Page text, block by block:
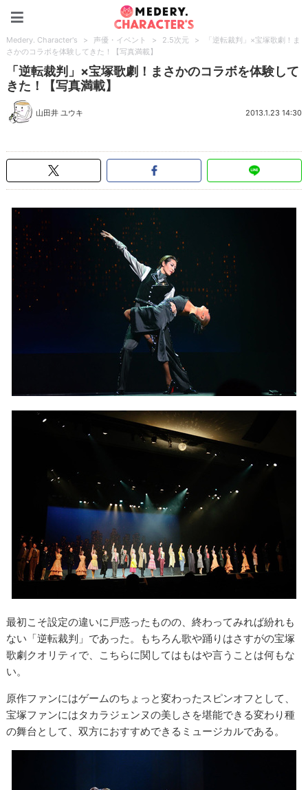
Medery. Character's > 声優・イベント > 2.5次元 >
「逆転裁判」×宝塚歌劇！ま
さかのコラボを体験してきた！【写真満載】
「逆転裁判」×宝塚歌劇！まさかのコラボを体験して
きた！【写真満載】
山田井 ユウキ 2013.1.23 14:30
最初こそ設定の違いに戸惑ったものの、終わってみれば紛れも
ない「逆転裁判」であった。もちろん歌や踊りはさすがの宝塚
歌劇クオリティで、こちらに関してはもはや言うことは何もな
い。
原作ファンにはゲームのちょっと変わったスピンオフとして、
宝塚ファンにはタカラジェンヌの美しさを堪能できる変わり種
の舞台として、双方におすすめできるミュージカルである。